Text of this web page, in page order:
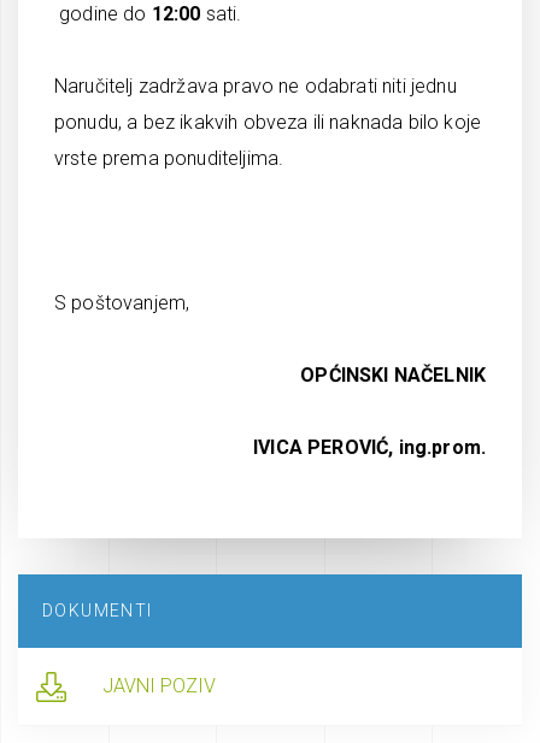
godine do 12:00 sati.
Naručitelj zadržava pravo ne odabrati niti jednu
ponudu, a bez ikakvih obveza ili naknada bilo koje
vrste prema ponuditeljima.
S poštovanjem,
OPĆINSKI NAČELNIK
IVICA PEROVIĆ, ing.prom.
DOKUMENTI
JAVNI POZIV